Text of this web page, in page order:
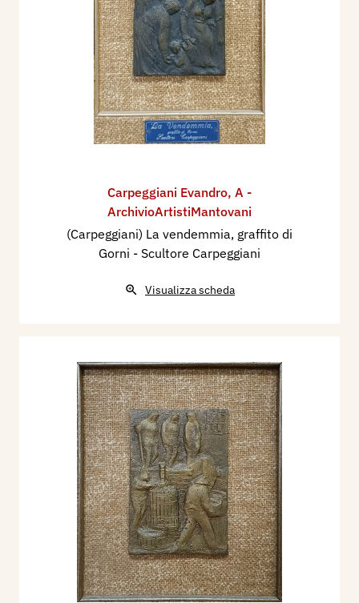
Carpeggiani Evandro, A -
ArchivioArtistiMantovani
(Carpeggiani) La vendemmia, graffito di
Gorni - Scultore Carpeggiani
Visualizza scheda